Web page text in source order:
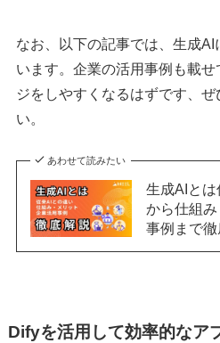
なお、以下の記事では、生成
います。企業の活用事例も載
ジをしやすくなるはずです、
い。
あわせて読みたい
生成AIと
から仕組
事例まで徹
Difyを活用して効率的なア